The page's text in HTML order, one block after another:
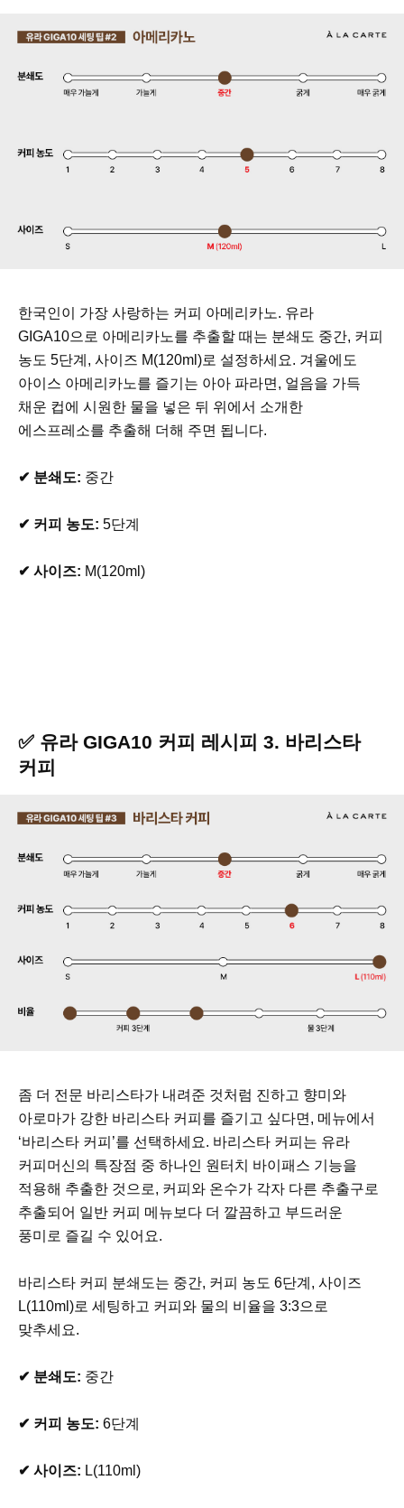
한국인이 가장 사랑하는 커피 아메리카노. 유라
GIGA10으로 아메리카노를 추출할 때는 분쇄도 중간, 커피
농도 5단계, 사이즈 M(120ml)로 설정하세요. 겨울에도
아이스 아메리카노를 즐기는 아아 파라면, 얼음을 가득
채운 컵에 시원한 물을 넣은 뒤 위에서 소개한
에스프레소를 추출해 더해 주면 됩니다.
✔ 분쇄도: 중간
✔ 커피 농도: 5단계
✔ 사이즈: M(120ml)
✅ 유라 GIGA10 커피 레시피 3. 바리스타
커피
좀 더 전문 바리스타가 내려준 것처럼 진하고 향미와
아로마가 강한 바리스타 커피를 즐기고 싶다면, 메뉴에서
‘바리스타 커피’를 선택하세요. 바리스타 커피는 유라
커피머신의 특장점 중 하나인 원터치 바이패스 기능을
적용해 추출한 것으로, 커피와 온수가 각자 다른 추출구로
추출되어 일반 커피 메뉴보다 더 깔끔하고 부드러운
풍미로 즐길 수 있어요.
바리스타 커피 분쇄도는 중간, 커피 농도 6단계, 사이즈
L(110ml)로 세팅하고 커피와 물의 비율을 3:3으로
맞추세요.
✔ 분쇄도: 중간
✔ 커피 농도: 6단계
✔ 사이즈: L(110ml)